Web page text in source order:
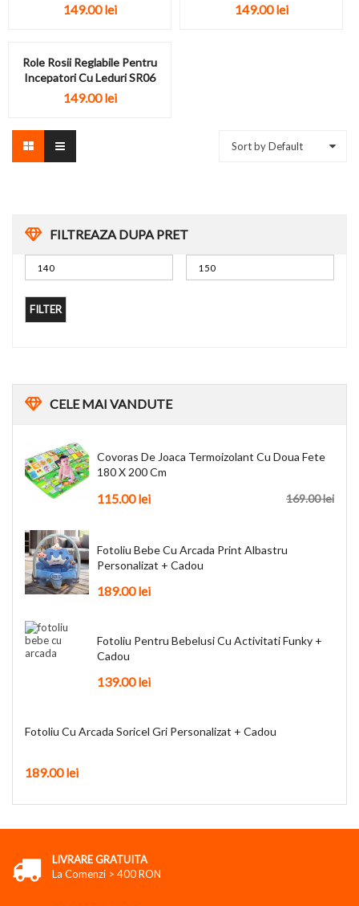
FILTREAZA DUPA PRET
FILTER
CELEMAI VANDUTE
Covoras De Joaca Termoizolant Cu Doua Fete
180 X 200 Cm
169.00lei
115.00lei
Fotoliu Bebe Cu Arcada Print Albastru
Personalizat + Cadou
189.00lei
Fotoliu Pentru Bebelusi Cu Activitati Funky +
Cadou
139.00lei
Fotoliu Cu Arcada Soricel Gri Personalizat + Cadou
189.00lei
149.00lei 149.00lei
Role Rosii Reglabile Pentru
Incepatori Cu Leduri SR06
149.00lei
Sort by Default
LIVRARE GRATUITA
La Comenzi > 400 RON